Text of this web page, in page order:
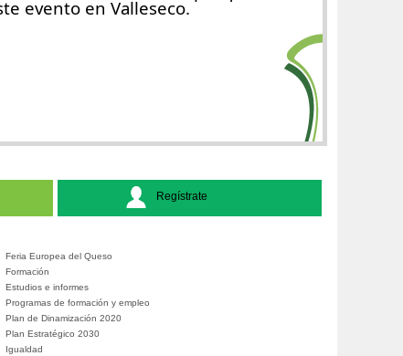
evento en Valleseco.
Regístrate
Feria Europea del Queso
Formación
Estudios e informes
Programas de formación y empleo
Plan de Dinamización 2020
Plan Estratégico 2030
Igualdad